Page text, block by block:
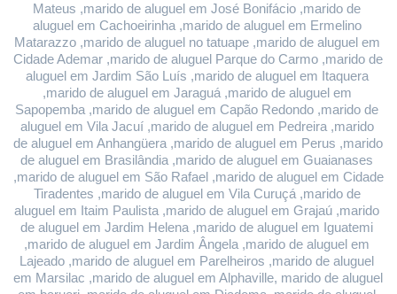
Mateus ,marido de aluguel em José Bonifácio ,marido de
aluguel em Cachoeirinha ,marido de aluguel em Ermelino
Matarazzo ,marido de aluguel no tatuape ,marido de aluguel em
Cidade Ademar ,marido de aluguel Parque do Carmo ,marido de
aluguel em Jardim São Luís ,marido de aluguel em Itaquera
,marido de aluguel em Jaraguá ,marido de aluguel em
Sapopemba ,marido de aluguel em Capão Redondo ,marido de
aluguel em Vila Jacuí ,marido de aluguel em Pedreira ,marido
de aluguel em Anhangüera ,marido de aluguel em Perus ,marido
de aluguel em Brasilândia ,marido de aluguel em Guaianases
,marido de aluguel em São Rafael ,marido de aluguel em Cidade
Tiradentes ,marido de aluguel em Vila Curuçá ,marido de
aluguel em Itaim Paulista ,marido de aluguel em Grajaú ,marido
de aluguel em Jardim Helena ,marido de aluguel em Iguatemi
,marido de aluguel em Jardim Ângela ,marido de aluguel em
Lajeado ,marido de aluguel em Parelheiros ,marido de aluguel
em Marsilac ,marido de aluguel em Alphaville, marido de aluguel